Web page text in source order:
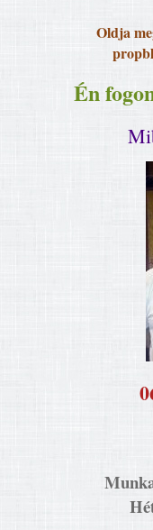
Oldja
Én